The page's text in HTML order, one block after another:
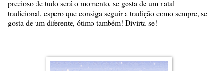
precioso de tudo será o momento, se gosta de um natal
tradicional, espero que consiga seguir a tradição como sempre, se
gosta de um diferente, ótimo também! Divirta-se!